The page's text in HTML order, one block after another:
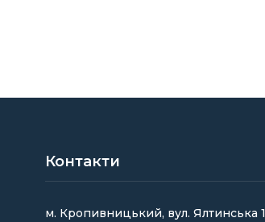
Контакти
м. Кропивницький, вул. Ялтинська 1